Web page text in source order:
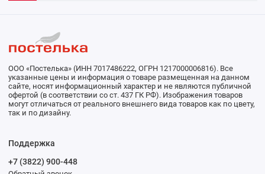
ООО «Постелька» (ИНН 7017486222, ОГРН 1217000006816). Все
указанные цены и информация о товаре размещенная на данном
сайте, носят информационный характер и не являются публичной
офертой (в соответствии со ст. 437 ГК РФ). Изображения товаров
могут отличаться от реального внешнего вида товаров как по цвету,
так и по дизайну.
Поддержка
+7 (3822) 900-448